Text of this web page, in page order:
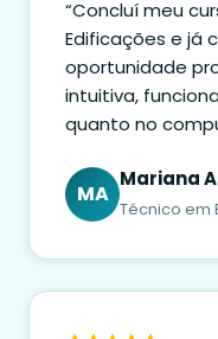
“Concluí meu
Edificações e já
oportunidade
intuitiva,
quanto no
MA
Mariana
Técnico em